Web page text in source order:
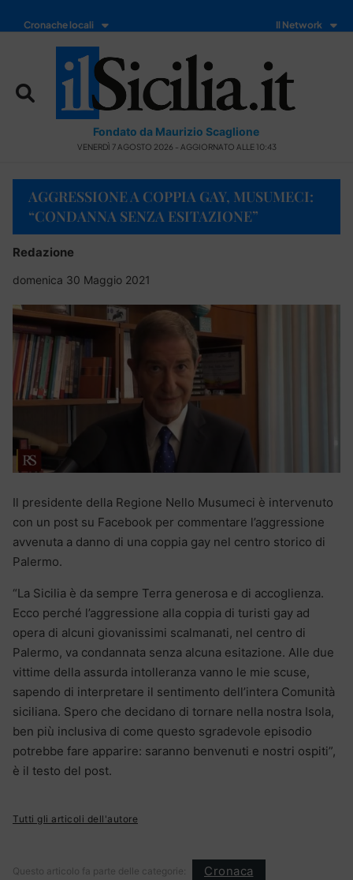
Cronache locali Il Network
Fondato da Maurizio Scaglione
VENERDÌ 7 AGOSTO 2026 - AGGIORNATO ALLE 10:43
AGGRESSIONE A COPPIA GAY, MUSUMECI:
“CONDANNA SENZA ESITAZIONE”
Redazione
domenica 30 Maggio 2021
Il presidente della Regione Nello Musumeci è intervenuto
con un post su Facebook per commentare l’aggressione
avvenuta a danno di una coppia gay nel centro storico di
Palermo.
“La Sicilia è da sempre Terra generosa e di accoglienza.
Ecco perché l’aggressione alla coppia di turisti gay ad
opera di alcuni giovanissimi scalmanati, nel centro di
Palermo, va condannata senza alcuna esitazione. Alle due
vittime della assurda intolleranza vanno le mie scuse,
sapendo di interpretare il sentimento dell’intera Comunità
siciliana. Spero che decidano di tornare nella nostra Isola,
ben più inclusiva di come questo sgradevole episodio
potrebbe fare apparire: saranno benvenuti e nostri ospiti”,
è il testo del post.
Tutti gli articoli dell'autore
Questo articolo fa parte delle categorie: Cronaca